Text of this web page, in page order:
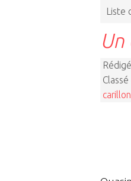
Liste